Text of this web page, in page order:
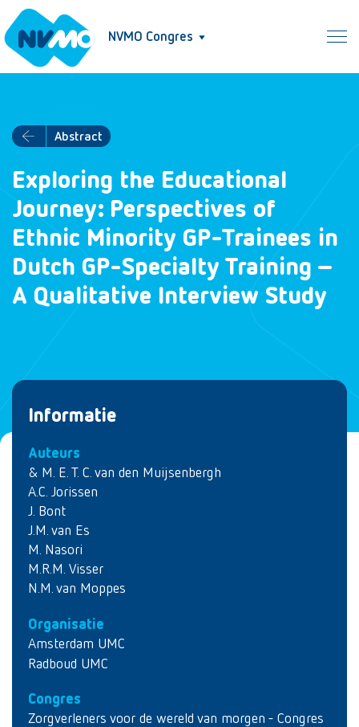
NVMO Congres
Abstract
Exploring the Educational
Journey: Perspectives of
Ethnic Minority GP-Trainees in
Dutch GP-Specialty Training –
A Qualitative Interview Study
Informatie
Auteurs
& M. E. T. C. van den Muijsenbergh
A.C. Jorissen
J. Bont
J.M. van Es
M. Nasori
M.R.M. Visser
N.M. van Moppes
Organisatie
Amsterdam UMC
Radboud UMC
Congres
Zorgverleners voor de wereld van morgen - Congres